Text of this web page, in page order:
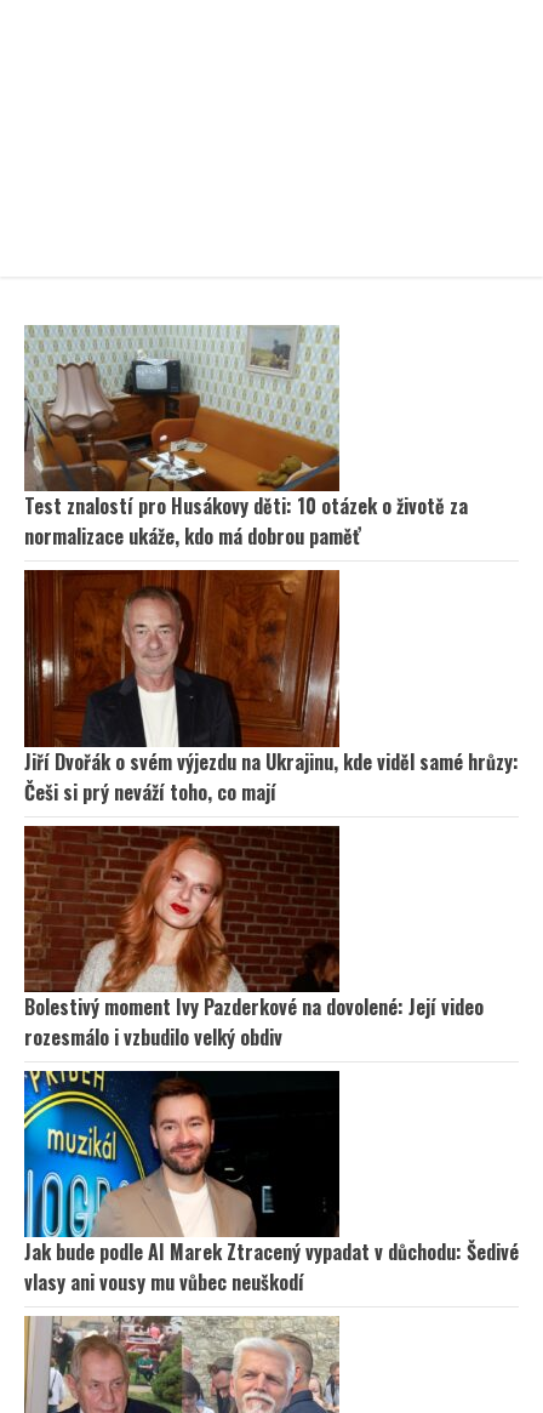
Test znalostí pro Husákovy děti: 10 otázek o životě za
normalizace ukáže, kdo má dobrou paměť
Jiří Dvořák o svém výjezdu na Ukrajinu, kde viděl samé hrůzy:
Češi si prý neváží toho, co mají
Bolestivý moment Ivy Pazderkové na dovolené: Její video
rozesmálo i vzbudilo velký obdiv
Jak bude podle AI Marek Ztracený vypadat v důchodu: Šedivé
vlasy ani vousy mu vůbec neuškodí